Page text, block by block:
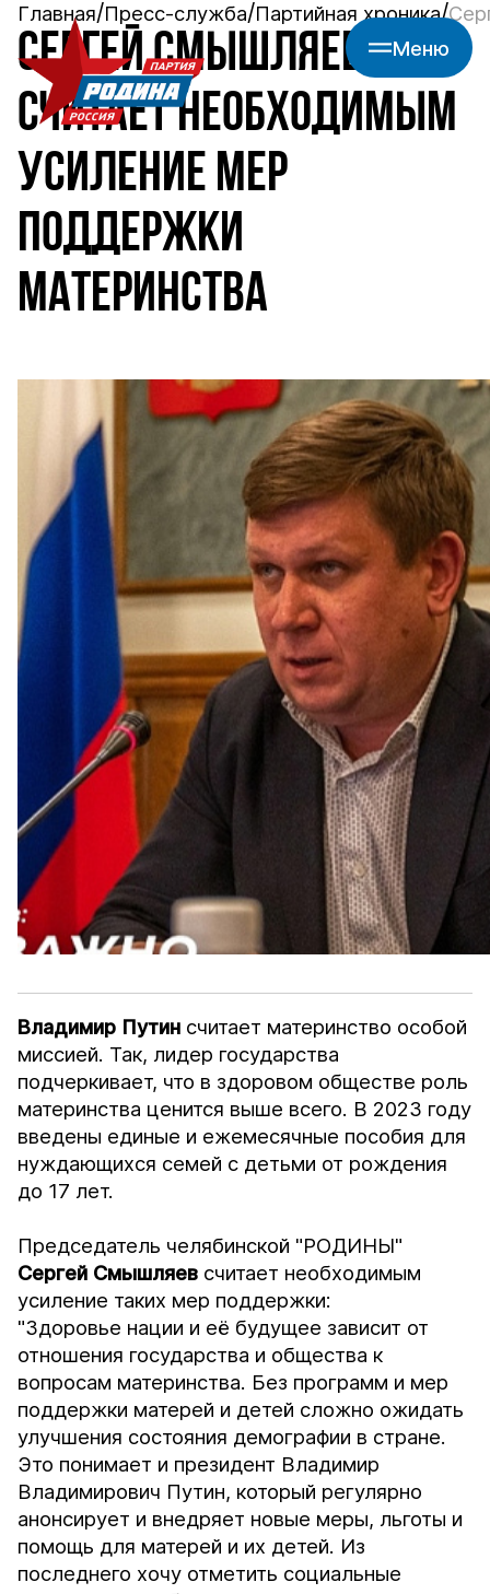
Меню
Главная Пресс-служба Партийная хроника
СЕРГЕЙ СМЫШЛЯЕВ
СЧИТАЕТ НЕОБХОДИМЫМ
УСИЛЕНИЕ МЕР
ПОДДЕРЖКИ
МАТЕРИНСТВА
Владимир Путин считает материнство особой
миссией. Так, лидер государства
подчеркивает, что в здоровом обществе роль
материнства ценится выше всего. В 2023 году
введены единые и ежемесячные пособия для
нуждающихся семей с детьми от рождения
до 17 лет.
Председатель челябинской "РОДИНЫ"
Сергей Смышляев считает необходимым
усиление таких мер поддержки:
"Здоровье нации и её будущее зависит от
отношения государства и общества к
вопросам материнства. Без программ и мер
поддержки матерей и детей сложно ожидать
улучшения состояния демографии в стране.
Это понимает и президент Владимир
Владимирович Путин, который регулярно
анонсирует и внедряет новые меры, льготы и
помощь для матерей и их детей. Из
последнего хочу отметить социальные